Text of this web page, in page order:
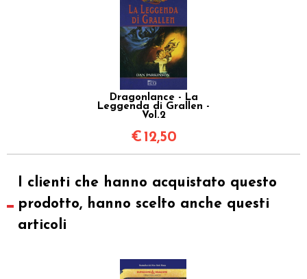
Dragonlance - La
Leggenda di Grallen -
Vol.2
€ 12,50
I clienti che hanno acquistato questo
prodotto, hanno scelto anche questi
articoli